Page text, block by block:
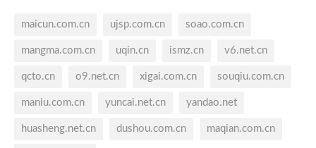
maicun.com.cn ujsp.com.cn soao.com.cn
mangma.com.cn uqin.cn ismz.cn v6.net.cn
qcto.cn o9.net.cn xigai.com.cn souqiu.com.cn
maniu.com.cn yuncai.net.cn yandao.net
huasheng.net.cn dushou.com.cn maqian.com.cn